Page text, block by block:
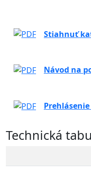
Stiahnuť
Návod na
Technická